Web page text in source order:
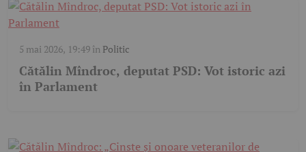
5 mai 2026, 19:49 în Politic
Cătălin Mîndroc, deputat PSD: Vot istoric azi
în Parlament